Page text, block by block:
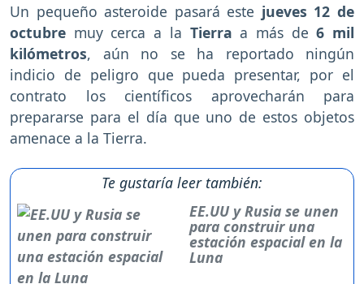
Un pequeño asteroide pasará este jueves 12 de
octubre muy cerca a la Tierraa más de 6 mil
kilómetros, aún no se ha reportado ningún
indicio de peligro que pueda presentar, por el
contrato los científicos aprovecharán para
prepararse para el día que uno de estos objetos
amenace a la Tierra.
Te gustaría leer también:
EE.UU y Rusia se unen
para construir una
estación espacial en la
Luna